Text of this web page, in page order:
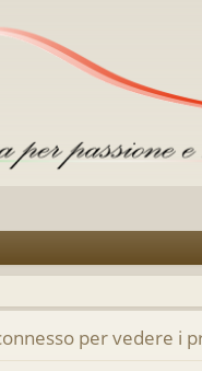
per vedere i